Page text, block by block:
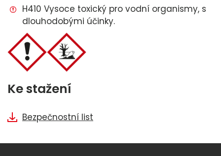
H410 Vysoce toxický pro vodní organismy, s
dlouhodobými účinky.
Ke stažení
Bezpečnostní list